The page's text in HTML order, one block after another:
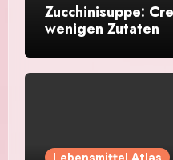
Zucchinisuppe:
wenigen Zutaten